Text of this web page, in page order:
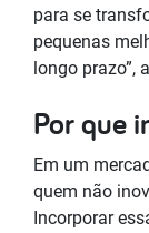
para se
pequenas
longo prazo”,
Por que
Em um
quem não
Incorporar